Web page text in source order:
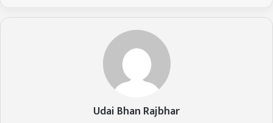
Udai Bhan Rajbhar